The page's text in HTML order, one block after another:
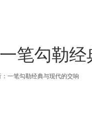
笔勾勒
一笔勾勒经典与现代的交响